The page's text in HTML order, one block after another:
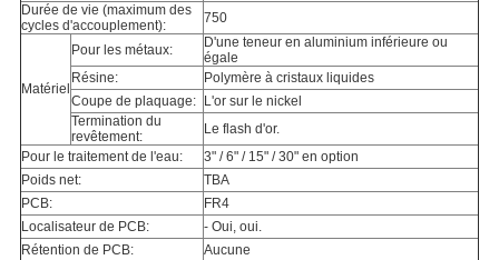
Durée de vie (maximum des
cycles d'accouplement):
750
Matériel
Pour les métaux:
D'une teneur en aluminium inférieure ou
égale
Résine:
Polymère à cristaux liquides
Coupe de plaquage:
L'or sur le nickel
Termination du
revêtement:
Le flash d'or.
Pour le traitement de l'eau:
3" / 6" / 15" / 30" en option
Poids net:
TBA
PCB:
FR4
Localisateur de PCB:
- Oui, oui.
Rétention de PCB:
Aucune